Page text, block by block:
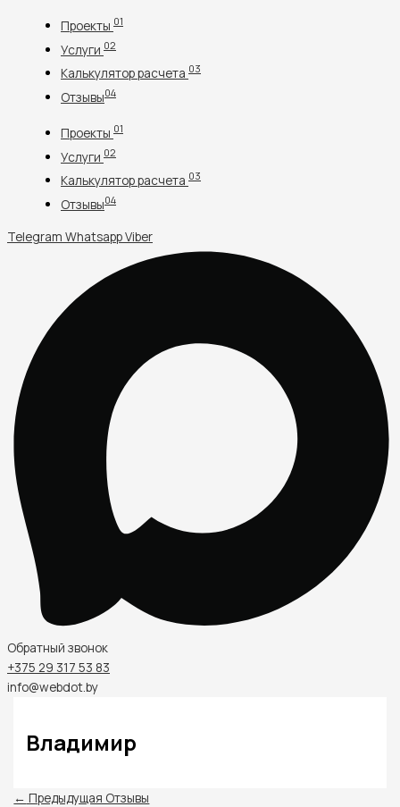
содержимому
Проекты 01
Услуги 02
Калькулятор расчета 03
Отзывы04
Проекты 01
Услуги 02
Калькулятор расчета 03
Отзывы04
Telegram WhatsappViber
Обратный звонок
+375 29 317 53 83
info@webdot.by
Владимир
← Предыдущая Отзывы